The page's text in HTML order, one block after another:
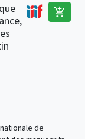
add_shopping_cart
de